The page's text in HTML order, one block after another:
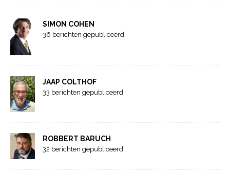
SIMON COHEN
36 berichten gepubliceerd
JAAP COLTHOF
33 berichten gepubliceerd
ROBBERT BARUCH
32 berichten gepubliceerd